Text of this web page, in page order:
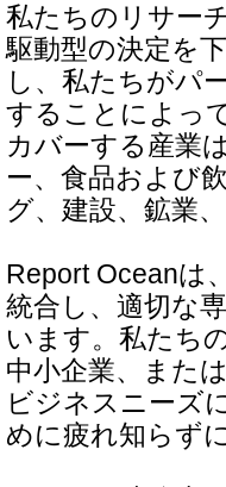
私たちのリサー
駆動型の決定を
し、私たちがパ
することによっ
カバーする産業
ー、食品および
グ、建設、鉱業
Report Oceanは
統合し、適切な
います。私たち
中小企業、また
ビジネスニーズ
めに疲れ知らず